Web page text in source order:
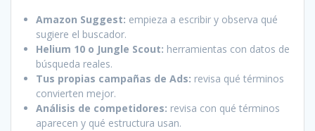
Amazon Suggest: empieza a escribir y observa qué
sugiere el buscador.
Helium 10 o Jungle Scout: herramientas con datos de
búsqueda reales.
Tus propias campañas de Ads: revisa qué términos
convierten mejor.
Análisis de competidores: revisa con qué términos
aparecen y qué estructura usan.